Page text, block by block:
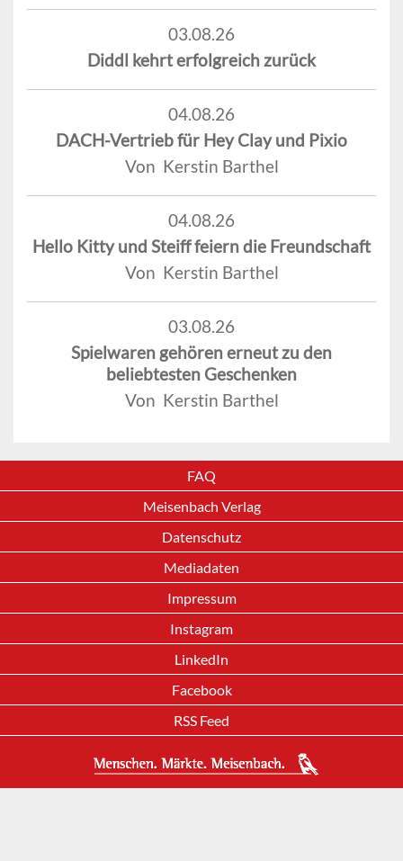
03.08.26
Diddl kehrt erfolgreich zurück
04.08.26
DACH-Vertrieb für Hey Clay und Pixio
Von Kerstin Barthel
04.08.26
Hello Kitty und Steiff feiern die Freundschaft
Von Kerstin Barthel
03.08.26
Spielwaren gehören erneut zu den
beliebtesten Geschenken
Von Kerstin Barthel
FAQ
Meisenbach Verlag
Datenschutz
Mediadaten
Impressum
Instagram
LinkedIn
Facebook
RSS Feed